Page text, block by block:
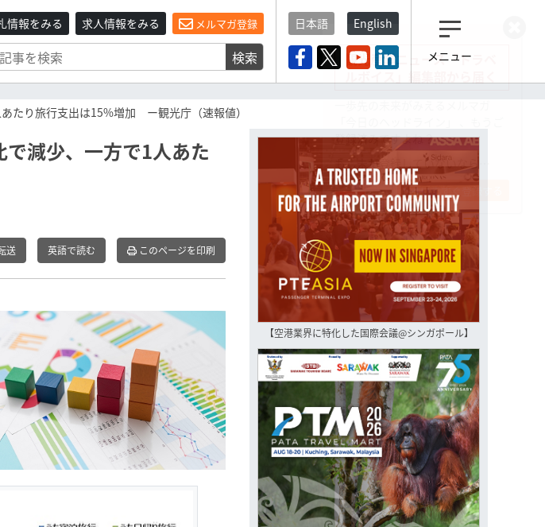
情報をみる 求人情報をみる メルマガ登録
検索
日本語 English
メニュー
たり旅行支出は15%増加 ー観光庁（速報値）
減少、一方で1人あた
送 英語で読む このページを印刷
【空港業界に特化した国際会議@シンガポール】
観光産業ニュース「トラベ
登録済みですよね？
もし未だ登録していないなら…
いますぐ登録する